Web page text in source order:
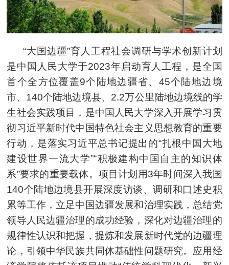
“大国边疆”育人工程社会调研与学术创新计划
是中国人民大学于2023年启动育人工程，是全国
首个全方位覆盖9个陆地边疆省、45个陆地边境
市、140个陆地边境县、2.2万公里陆地边境线的学
生社会实践项目，是中国人民大学深入开展学习贯
彻习近平新时代中国特色社会主义思想教育的重要
行动，是落实习近平总书记提出的“扎根中国大地
建设世界一流大学”“积极建构中国自主的知识体
系”要求的重要载体。项目计划用3年时间深入我国
140个陆地边境县开展深度访谈、调研和口述史积
累等工作，立足中国边疆发展和治理实践，总结党
领导人民边疆治理的成功经验，深化对边疆治理的
规律性认识和把握，提炼和发展新时代党的边疆理
论，引领中华民族共同体基础性问题研究。应用经